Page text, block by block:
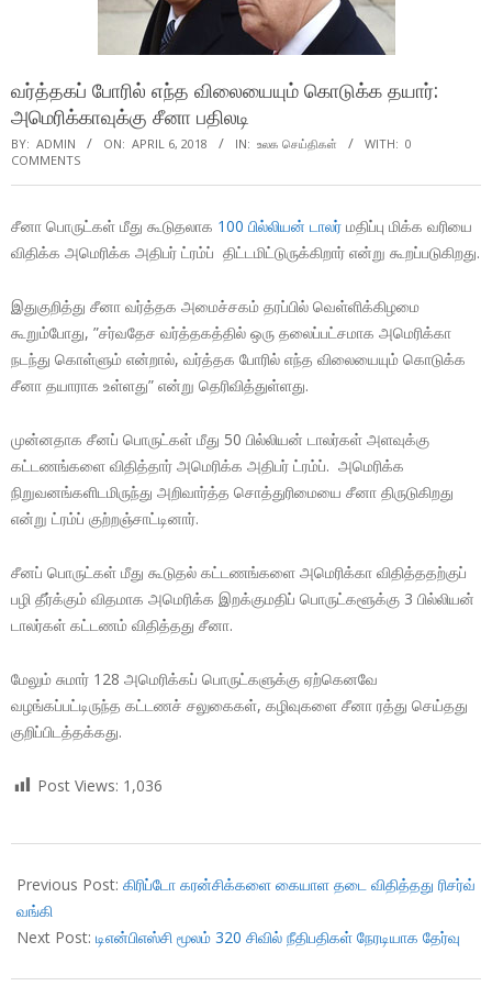
வர்த்தகப் போரில் எந்த விலையையும் கொடுக்க தயார்:
அமெரிக்காவுக்கு சீனா பதிலடி
BY: ADMIN ON: APRIL 6, 2018 IN: உலக செய்திகள் WITH: 0
COMMENTS
சீனா பொருட்கள் மீது கூடுதலாக 100 பில்லியன் டாலர் மதிப்பு மிக்க வரியை
விதிக்க அமெரிக்க அதிபர் ட்ரம்ப் திட்டமிட்டுருக்கிறார் என்று கூறப்படுகிறது.
இதுகுறித்து சீனா வர்த்தக அமைச்சகம் தரப்பில் வெள்ளிக்கிழமை
கூறும்போது, ”சர்வதேச வர்த்தகத்தில் ஒரு தலைப்பட்சமாக அமெரிக்கா
நடந்து கொள்ளும் என்றால், வர்த்தக போரில் எந்த விலையையும் கொடுக்க
சீனா தயாராக உள்ளது” என்று தெரிவித்துள்ளது.
முன்னதாக சீனப் பொருட்கள் மீது 50 பில்லியன் டாலர்கள் அளவுக்கு
கட்டணங்களை விதித்தார் அமெரிக்க அதிபர் ட்ரம்ப். அமெரிக்க
நிறுவனங்களிடமிருந்து அறிவார்த்த சொத்துரிமையை சீனா திருடுகிறது
என்று ட்ரம்ப் குற்றஞ்சாட்டினார்.
சீனப் பொருட்கள் மீது கூடுதல் கட்டணங்களை அமெரிக்கா விதித்ததற்குப்
பழி தீர்க்கும் விதமாக அமெரிக்க இறக்குமதிப் பொருட்களூக்கு 3 பில்லியன்
டாலர்கள் கட்டணம் விதித்தது சீனா.
மேலும் சுமார் 128 அமெரிக்கப் பொருட்களுக்கு ஏற்கெனவே
வழங்கப்பட்டிருந்த கட்டணச் சலுகைகள், கழிவுகளை சீனா ரத்து செய்தது
குறிப்பிடத்தக்கது.
Post Views: 1,036
04-
06
Previous Post: கிரிப்டோ கரன்சிக்களை கையாள தடை விதித்தது ரிசர்வ்
வங்கி
Next Post: டிஎன்பிஎஸ்சி மூலம் 320 சிவில் நீதிபதிகள் நேரடியாக தேர்வு